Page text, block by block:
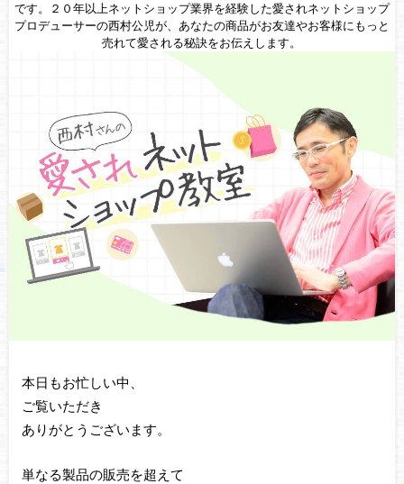
です。２０年以上ネットショップ業界を経験した愛されネットショップ
プロデューサーの西村公児が、あなたの商品がお友達やお客様にもっと
売れて愛される秘訣をお伝えします。
本日もお忙しい中、
ご覧いただき
ありがとうございます。
単なる製品の販売を超えて